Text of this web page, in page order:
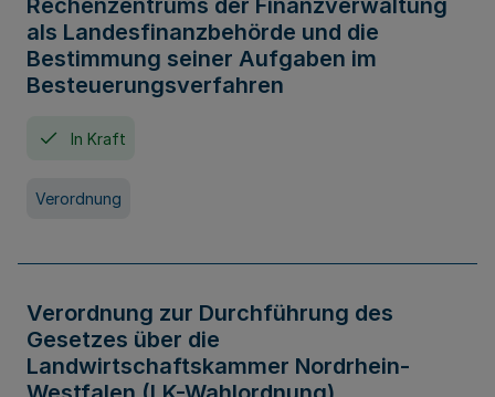
Rechenzentrums der Finanzverwaltung
als Landesfinanzbehörde und die
Bestimmung seiner Aufgaben im
Besteuerungsverfahren
In Kraft
Verordnung
Verordnung zur Durchführung des
Gesetzes über die
Landwirtschaftskammer Nordrhein-